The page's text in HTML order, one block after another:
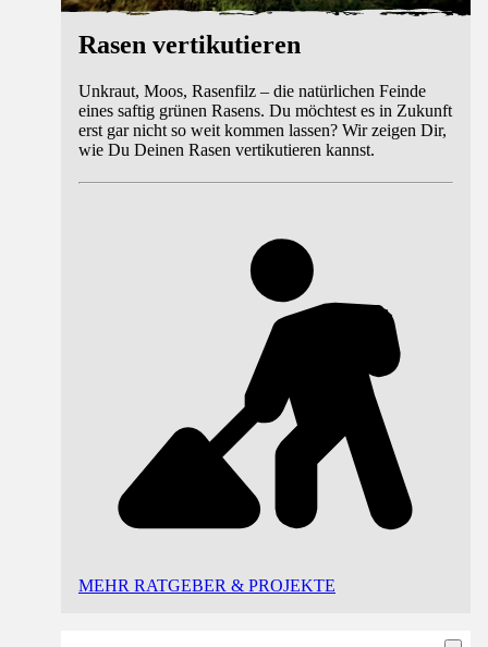
Rasen vertikutieren
Unkraut, Moos, Rasenfilz – die natürlichen Feinde
eines saftig grünen Rasens. Du möchtest es in Zukunft
erst gar nicht so weit kommen lassen? Wir zeigen Dir,
wie Du Deinen Rasen vertikutieren kannst.
MEHR RATGEBER & PROJEKTE